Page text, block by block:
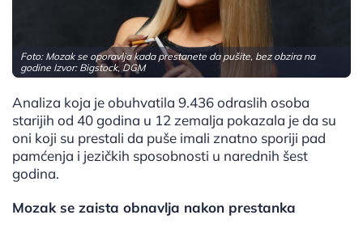
Foto: Mozak se oporavlja kada prestanete da pušite, bez obzira na
godine Izvor: Bigstock, DGM
Analiza koja je obuhvatila 9.436 odraslih osoba
starijih od 40 godina u 12 zemalja pokazala je da su
oni koji su prestali da puše imali znatno sporiji pad
pamćenja i jezičkih sposobnosti u narednih šest
godina.
Mozak se zaista obnavlja nakon prestanka